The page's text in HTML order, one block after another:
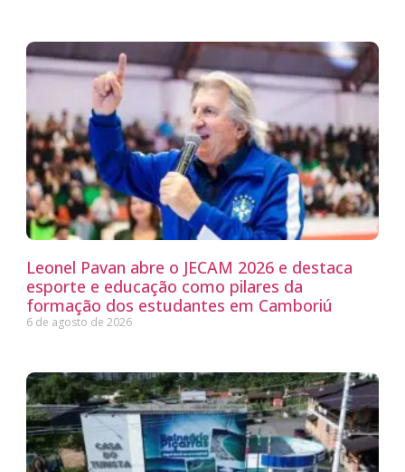
Leonel Pavan abre o JECAM 2026 e destaca
esporte e educação como pilares da
formação dos estudantes em Camboriú
6 de agosto de 2026